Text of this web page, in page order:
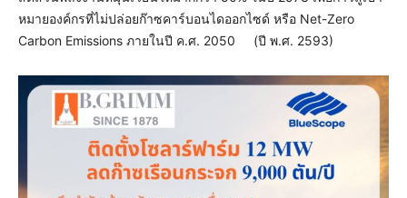
หมายองค์กรที่ไม่ปล่อยก๊าซคาร์บอนไดออกไซด์ หรือ Net-Zero
Carbon Emissions ภายในปี ค.ศ. 2050 (ปี พ.ศ. 2593)